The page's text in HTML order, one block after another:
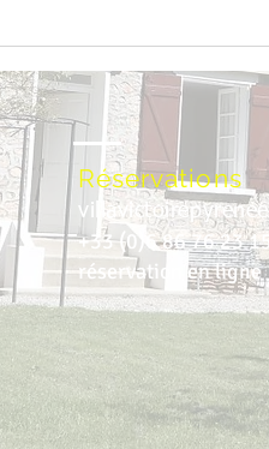
Réservations
+33 (0)6 86 76 23
réservation en ligne